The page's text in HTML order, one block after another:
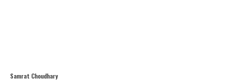
Samrat Choudhary